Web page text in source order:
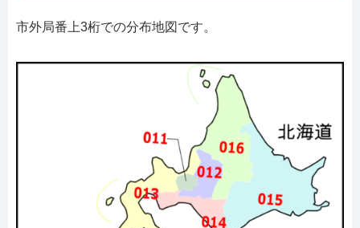
市外局番上3桁での分布地図です。